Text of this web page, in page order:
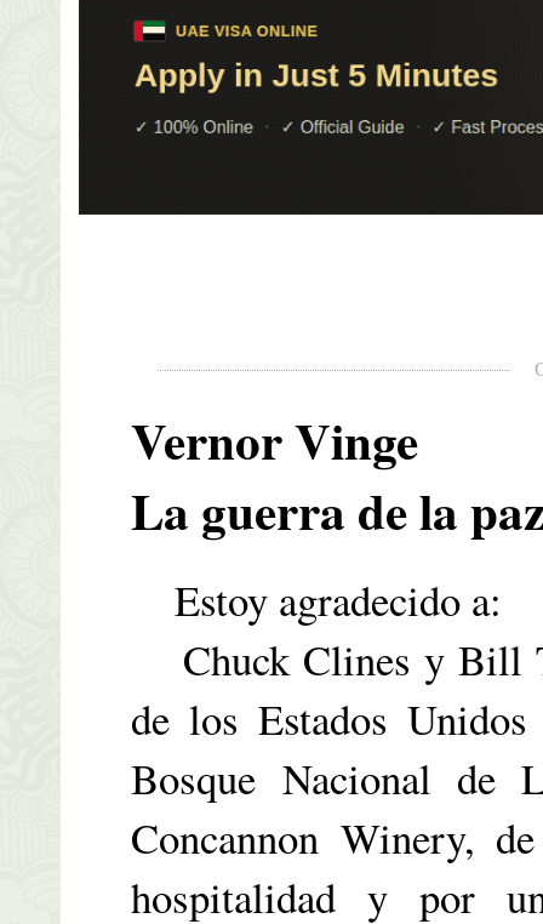
Vernor Vinge
La guerra de la
Estoy agradecido a:
Chuck Clines y Bill
de los Estados
Bosque Nacional de
Concannon Winery,
hospitalidad y por